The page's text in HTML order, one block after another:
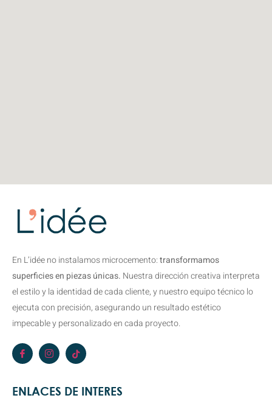
En L’idée no instalamos microcemento:transformamos
superficies en piezas únicas. Nuestra dirección creativa interpreta
el estilo y la identidad de cada cliente, y nuestro equipo técnico lo
ejecuta con precisión, asegurando un resultado estético
impecable y personalizado en cada proyecto.
ENLACES DE INTERES